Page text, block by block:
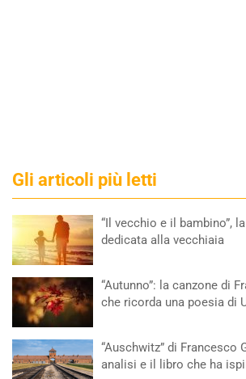
Gli articoli più letti
“Il vecchio e il bambino”,
dedicata alla vecchiaia
“Autunno”: la canzone di
che ricorda una poesia di
“Auschwitz” di Francesco
analisi e il libro che ha